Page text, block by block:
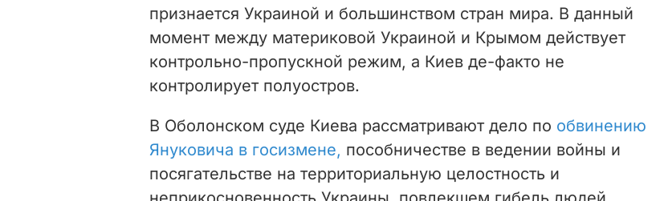
признается Украиной и большинством стран мира. В данный
момент между материковой Украиной и Крымом действует
контрольно-пропускной режим, а Киев де-факто не
контролирует полуостров.
В Оболонском суде Киева рассматривают дело по обвинению
Януковича в госизмене, пособничестве в ведении войны и
посягательстве на территориальную целостность и